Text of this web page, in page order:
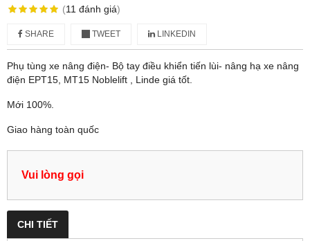
(11 đánh giá)
SHARE TWEET LINKEDIN
Phụ tùng xe nâng điện- Bộ tay điều khiển tiến lùi- nâng hạ xe nâng
điện EPT15, MT15 Noblelift , Linde giá tốt.
Mới 100%.
Giao hàng toàn quốc
Vui lòng gọi
CHI TIẾT